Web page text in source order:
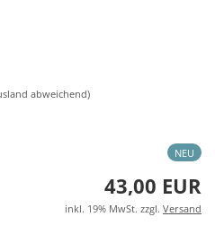
abweichend)
NEU
43,00 EUR
inkl. 19% MwSt. zzgl. Versand